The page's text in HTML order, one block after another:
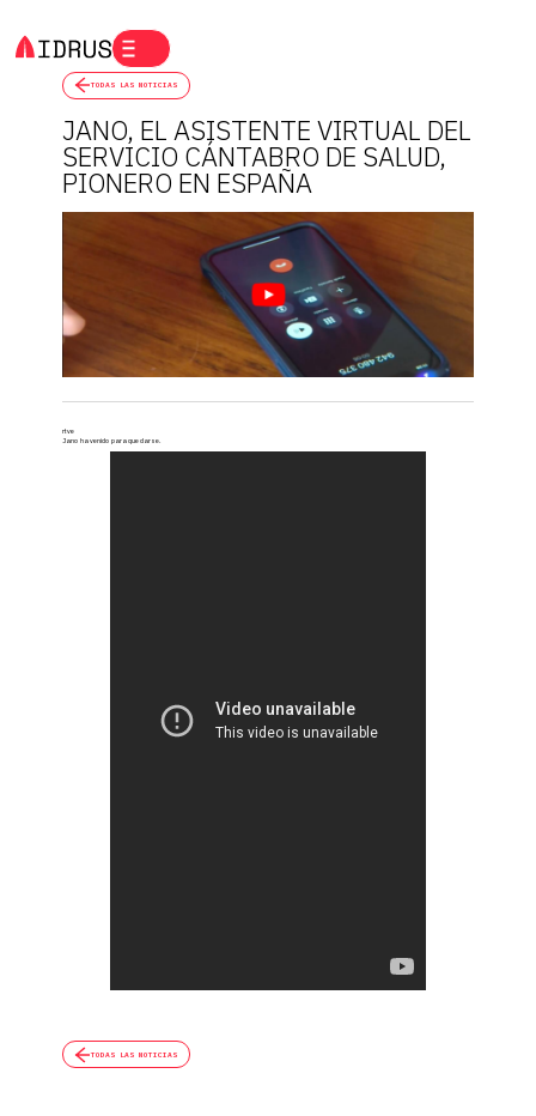
TODAS LAS NOTICIAS
JANO, EL ASISTENTE VIRTUAL DEL
SERVICIO CÁNTABRO DE SALUD,
PIONERO EN ESPAÑA
rtve
Jano ha venido para quedarse.
TODAS LAS NOTICIAS